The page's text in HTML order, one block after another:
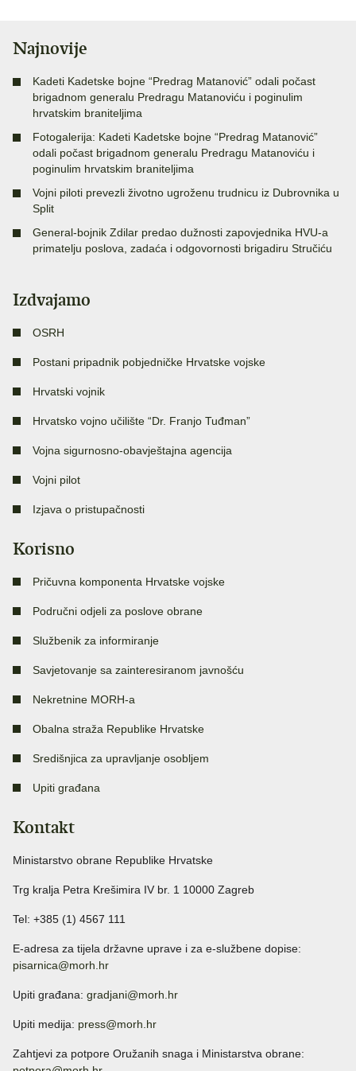
Najnovije
Kadeti Kadetske bojne “Predrag Matanović” odali počast
brigadnom generalu Predragu Matanoviću i poginulim
hrvatskim braniteljima
Fotogalerija: Kadeti Kadetske bojne “Predrag Matanović”
odali počast brigadnom generalu Predragu Matanoviću i
poginulim hrvatskim braniteljima
Vojni piloti prevezli životno ugroženu trudnicu iz Dubrovnika u
Split
General-bojnik Zdilar predao dužnosti zapovjednika HVU-a
primatelju poslova, zadaća i odgovornosti brigadiru Stručiću
Izdvajamo
OSRH
Postani pripadnik pobjedničke Hrvatske vojske
Hrvatski vojnik
Hrvatsko vojno učilište “Dr. Franjo Tuđman”
Vojna sigurnosno-obavještajna agencija
Vojni pilot
Izjava o pristupačnosti
Korisno
Pričuvna komponenta Hrvatske vojske
Područni odjeli za poslove obrane
Službenik za informiranje
Savjetovanje sa zainteresiranom javnošću
Nekretnine MORH-a
Obalna straža Republike Hrvatske
Središnjica za upravljanje osobljem
Upiti građana
Kontakt
Ministarstvo obrane Republike Hrvatske
Trg kralja Petra Krešimira IV br. 1 10000 Zagreb
Tel: +385 (1) 4567 111
E-adresa za tijela državne uprave i za e-službene dopise:
pisarnica@morh.hr
Upiti građana: gradjani@morh.hr
Upiti medija: press@morh.hr
Zahtjevi za potpore Oružanih snaga i Ministarstva obrane: